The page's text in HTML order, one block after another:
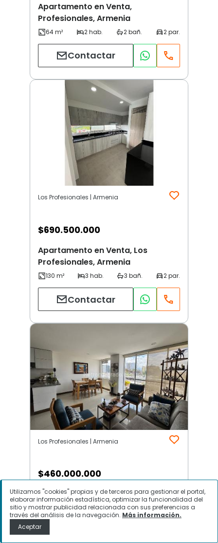
Apartamento en Venta,
Profesionales, Armenia
Contactar
Los Profesionales | Armenia
$690.500.000
Apartamento en Venta, Los
Profesionales, Armenia
Contactar
Los Profesionales | Armenia
$460.000.000
Apartamento en Venta, Los
Profesionales, Armenia
Utilizamos "cookies" propias y de terceros para gestionar el portal,
elaborar información estadística, optimizar la funcionalidad del
sitio y mostrar publicidad relacionada con sus preferencias a
través del análisis de la navegación. Más información.
Aceptar